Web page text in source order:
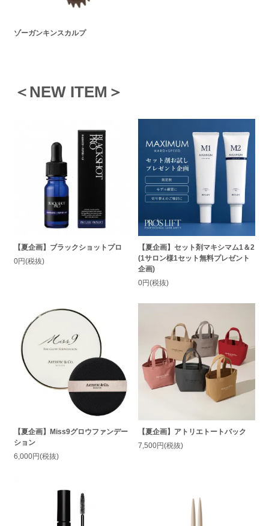
ゾーガンキンスカルプ
＜NEW ITEM＞
【夏企画】ブラックショットプロ
0円(税抜)
【夏企画】セット剤マキシマム1＆2
(1サロン様1セット無料プレゼント
企画)
0円(税抜)
【夏企画】Miss9グロウファンデー
ション
6,000円(税抜)
【夏企画】アトリエトートバック
7,500円(税抜)